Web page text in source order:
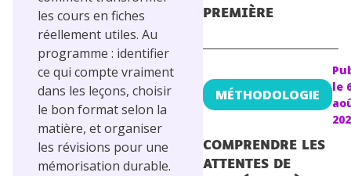
les cours en fiches
réellement utiles. Au
programme : identifier
ce qui compte vraiment
dans les leçons, choisir
le bon format selon la
matière, et organiser
les révisions pour une
mémorisation durable.
PREMIÈRE
COMPRENDRE LES
ATTENTES DE
MÉTHODOLOGIE
le